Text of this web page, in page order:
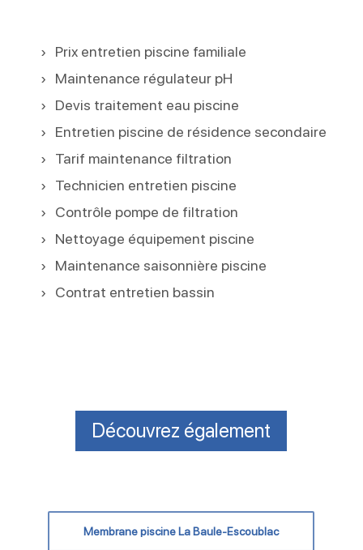
Prix entretien piscine familiale
Maintenance régulateur pH
Devis traitement eau piscine
Entretien piscine de résidence secondaire
Tarif maintenance filtration
Technicien entretien piscine
Contrôle pompe de filtration
Nettoyage équipement piscine
Maintenance saisonnière piscine
Contrat entretien bassin
Découvrez également
Membrane piscine La Baule-Escoublac